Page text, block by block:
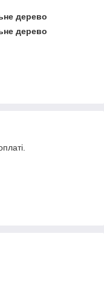
дерево
дерево